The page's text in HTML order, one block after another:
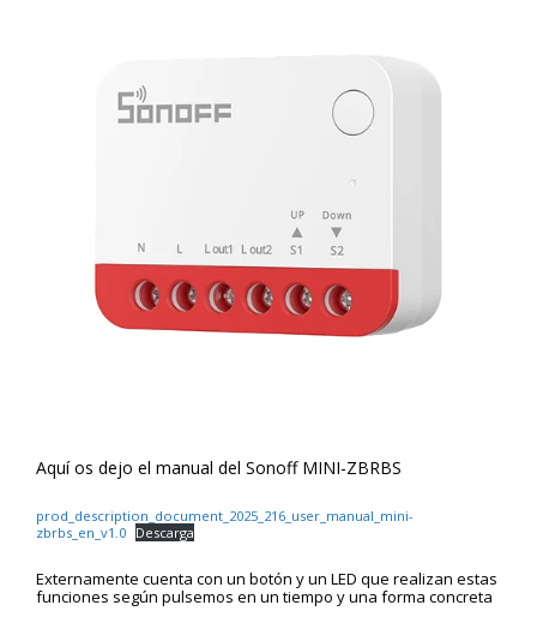
Aquí os dejo el manual del Sonoff MINI-ZBRBS
prod_description_document_2025_216_user_manual_mini-
zbrbs_en_v1.0 Descarga
Externamente cuenta con un botón y un LED que realizan estas
funciones según pulsemos en un tiempo y una forma concreta